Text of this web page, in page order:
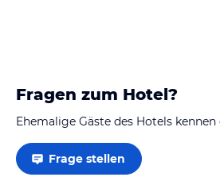
Fragen zum Hotel?
Ehemalige Gäste des Hotels
Frage stellen